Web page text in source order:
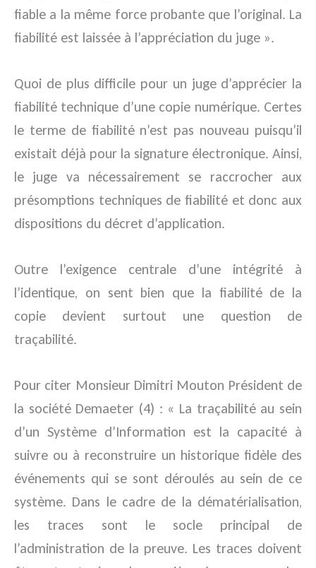
fiable a la même force probante que l’original. La
fiabilité est laissée à l’appréciation du juge ».
Quoi de plus difficile pour un juge d’apprécier la
fiabilité technique d’une copie numérique. Certes
le terme de fiabilité n’est pas nouveau puisqu’il
existait déjà pour la signature électronique. Ainsi,
le juge va nécessairement se raccrocher aux
présomptions techniques de fiabilité et donc aux
dispositions du décret d’application.
Outre l’exigence centrale d’une intégrité à
l’identique, on sent bien que la fiabilité de la
copie devient surtout une question de
traçabilité.
Pour citer Monsieur Dimitri Mouton Président de
la société Demaeter (4) : « La traçabilité au sein
d’un Système d’Information est la capacité à
suivre ou à reconstruire un historique fidèle des
événements qui se sont déroulés au sein de ce
système. Dans le cadre de la dématérialisation,
les traces sont le socle principal de
l’administration de la preuve. Les traces doivent